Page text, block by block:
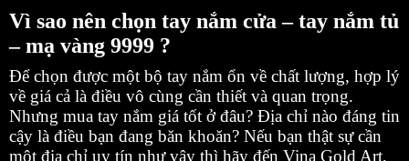
Vì sao nên chọn tay nắm cửa – tay nắm tủ
– mạ vàng 9999 ?
Để chọn được một bộ tay nắm ổn về chất lượng, hợp lý
về giá cả là điều vô cùng cần thiết và quan trọng.
Nhưng mua tay nắm giá tốt ở đâu? Địa chỉ nào đáng tin
cậy là điều bạn đang băn khoăn? Nếu bạn thật sự cần
một địa chỉ uy tín như vậy thì hãy đến Vina Gold Art,